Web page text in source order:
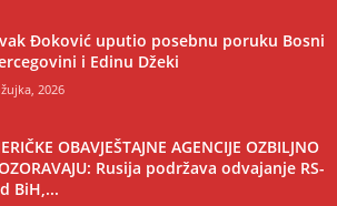
Đoković uputio posebnu poruku Bosni
i Edinu Džeki
2026
OBAVJEŠTAJNE AGENCIJE OZBILJNO
Rusija podržava odvajanje RS-
BiH,...